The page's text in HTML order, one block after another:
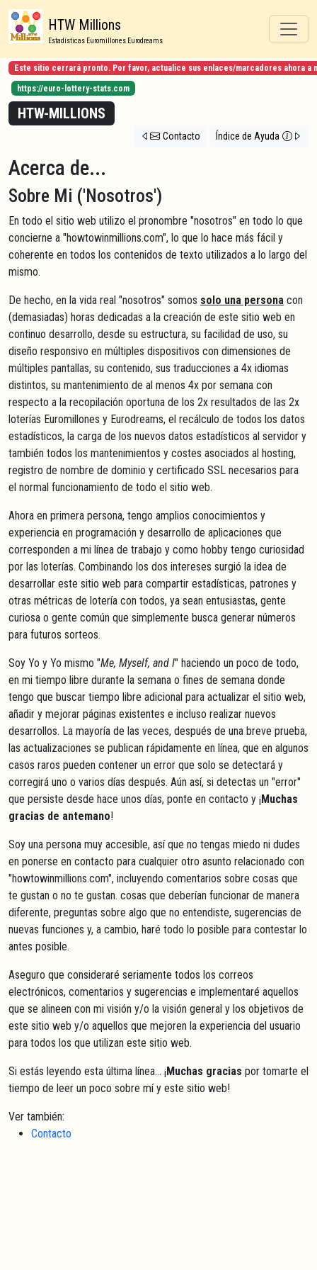
HTW Millions
Estadísticas Euromillones Eurodreams
Este sitio cerrará pronto. Por favor, actualice sus enlaces/marcadores ahora a
https://euro-lottery-stats.com
HTW-MILLIONS
Contacto Índice de Ayuda
Acerca de...
Sobre Mi ('Nosotros')
En todo el sitio web utilizo el pronombre "nosotros" en todo lo que
concierne a "howtowinmillions.com", lo que lo hace más fácil y
coherente en todos los contenidos de texto utilizados a lo largo del
mismo.
De hecho, en la vida real "nosotros" somos solo una persona con
(demasiadas) horas dedicadas a la creación de este sitio web en
continuo desarrollo, desde su estructura, su facilidad de uso, su
diseño responsivo en múltiples dispositivos con dimensiones de
múltiples pantallas, su contenido, sus traducciones a 4x idiomas
distintos, su mantenimiento de al menos 4x por semana con
respecto a la recopilación oportuna de los 2x resultados de las 2x
loterías Euromillones y Eurodreams, el recálculo de todos los datos
estadísticos, la carga de los nuevos datos estadísticos al servidor y
también todos los mantenimientos y costes asociados al hosting,
registro de nombre de dominio y certificado SSL necesarios para
el normal funcionamiento de todo el sitio web.
Ahora en primera persona, tengo amplios conocimientos y
experiencia en programación y desarrollo de aplicaciones que
corresponden a mi línea de trabajo y como hobby tengo curiosidad
por las loterías. Combinando los dos intereses surgió la idea de
desarrollar este sitio web para compartir estadísticas, patrones y
otras métricas de lotería con todos, ya sean entusiastas, gente
curiosa o gente común que simplemente busca generar números
para futuros sorteos.
Soy Yo y Yo mismo "Me, Myself, and I" haciendo un poco de todo,
en mi tiempo libre durante la semana o fines de semana donde
tengo que buscar tiempo libre adicional para actualizar el sitio web,
añadir y mejorar páginas existentes e incluso realizar nuevos
desarrollos. La mayoría de las veces, después de una breve prueba,
las actualizaciones se publican rápidamente en línea, que en algunos
casos raros pueden contener un error que solo se detectará y
corregirá uno o varios días después. Aún así, si detectas un "error"
que persiste desde hace unos días, ponte en contacto y ¡Muchas
gracias de antemano!
Soy una persona muy accesible, así que no tengas miedo ni dudes
en ponerse en contacto para cualquier otro asunto relacionado con
"howtowinmillions.com", incluyendo comentarios sobre cosas que
te gustan o no te gustan. cosas que deberían funcionar de manera
diferente, preguntas sobre algo que no entendiste, sugerencias de
nuevas funciones y, a cambio, haré todo lo posible para contestar lo
antes posible.
Aseguro que consideraré seriamente todos los correos
electrónicos, comentarios y sugerencias e implementaré aquellos
que se alineen con mi visión y/o la visión general y los objetivos de
este sitio web y/o aquellos que mejoren la experiencia del usuario
para todos los que utilizan este sitio web.
Si estás leyendo esta última línea... ¡Muchas gracias por tomarte el
tiempo de leer un poco sobre mí y este sitio web!
Ver también:
Contacto